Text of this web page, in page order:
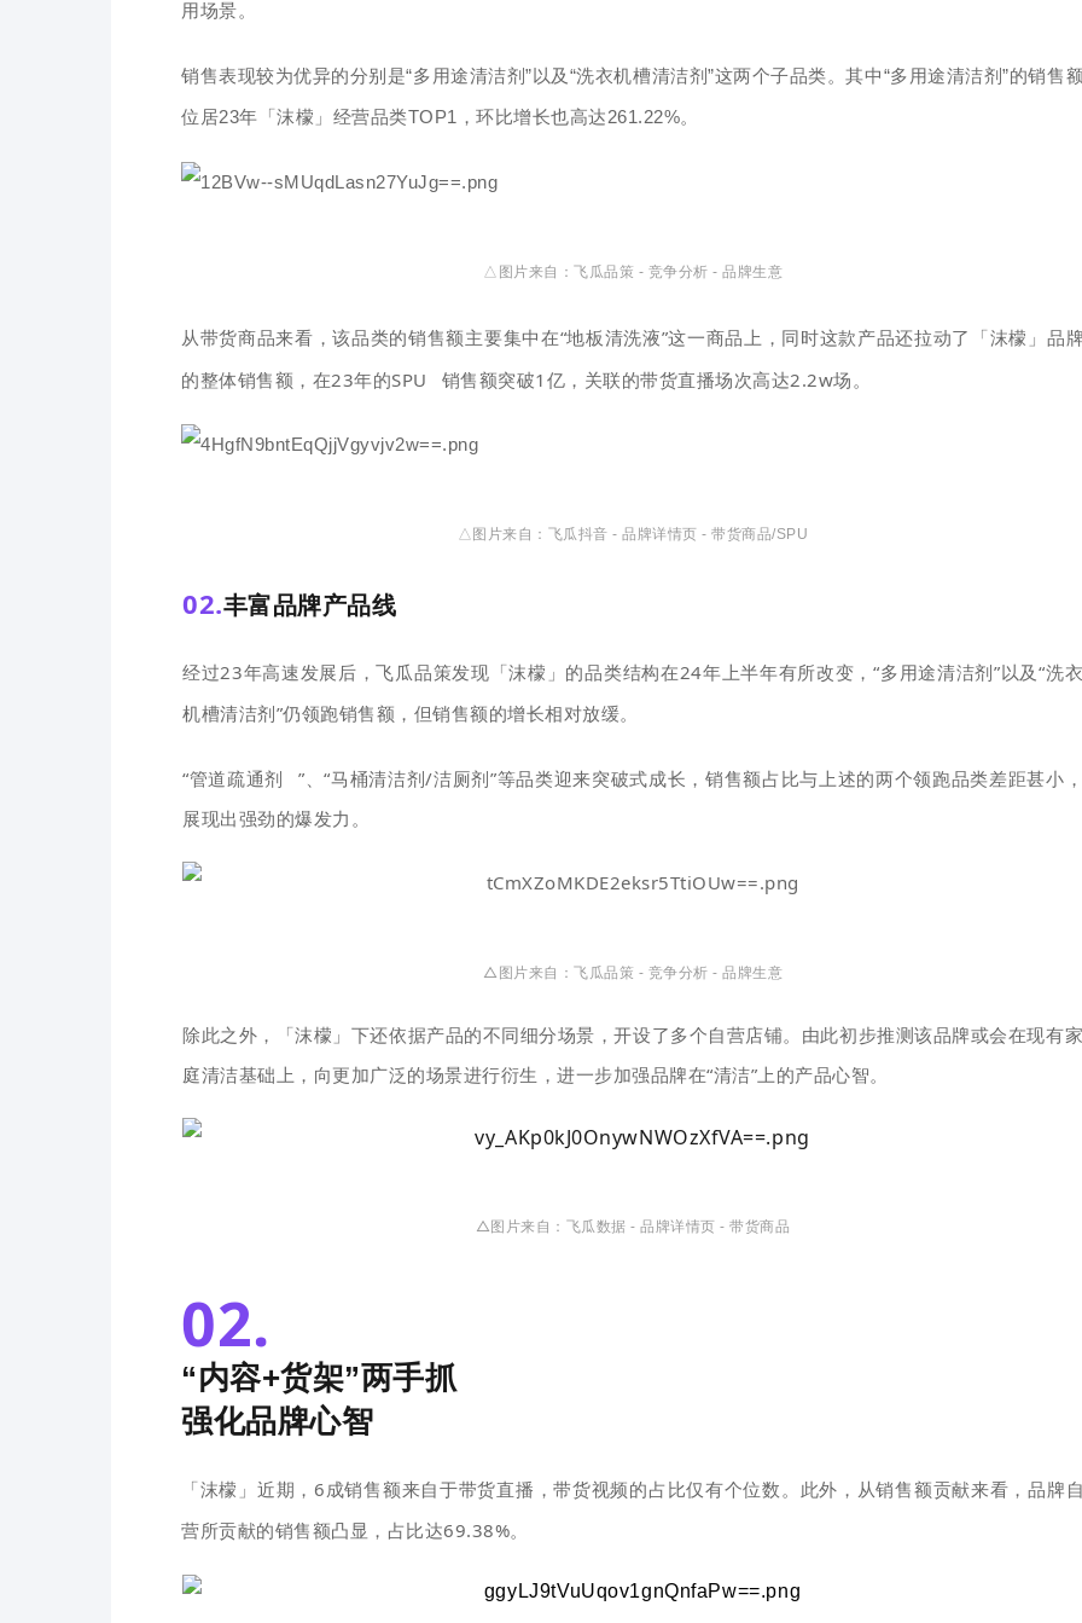
用场景。
销售表现较为优异的分别是“多用途清洁剂”以及“洗衣机槽清洁剂”这两个子品类。其中“多用途清洁剂”的销售
位居23年「沫檬」经营品类TOP1，环比增长也高达261.22%。
△图片来自：飞瓜品策 - 竞争分析 - 品牌生意
从带货商品来看，该品类的销售额主要集中在“地板清洗液”这一商品上，同时这款产品还拉动了「沫檬」品
的整体销售额，在23年的SPU 销售额突破1亿，关联的带货直播场次高达2.2w场。
△图片来自：飞瓜抖音 - 品牌详情页 - 带货商品/SPU
02.丰富品牌产品线
经过23年高速发展后，飞瓜品策发现「沫檬」的品类结构在24年上半年有所改变，“多用途清洁剂”以及“洗衣
机槽清洁剂”仍领跑销售额，但销售额的增长相对放缓。
“管道疏通剂 ”、“马桶清洁剂/洁厕剂”等品类迎来突破式成长，销售额占比与上述的两个领跑品类差距甚小
展现出强劲的爆发力。
△图片来自：飞瓜品策 - 竞争分析 - 品牌生意
除此之外，「沫檬」下还依据产品的不同细分场景，开设了多个自营店铺。 由此初步推测该品牌或会在现有
庭清洁基础上，向更加广泛的场景进行衍生，进一步加强品牌在“清洁”上的产品心智。
△图片来自：飞瓜数据 - 品牌详情页 - 带货商品
02.
“内容+货架”两手抓
强化品牌心智
「沫檬」近期，6成销售额来自于带货直播，带货视频的占比仅有个位数。此外，从销售额贡献来看，品牌
营所贡献的销售额凸显，占比达69.38%。